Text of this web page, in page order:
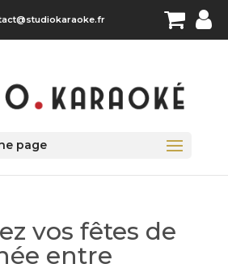
page
vos fêtes de
entre